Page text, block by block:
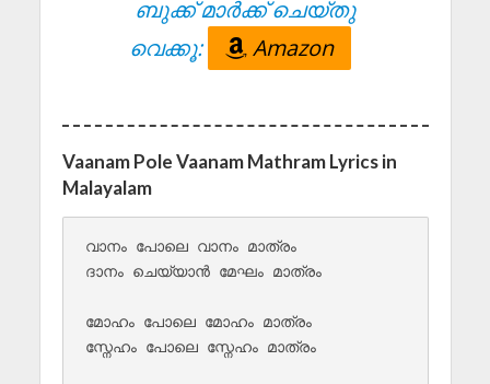
ബുക്ക് മാർക്ക് ചെയ്തു
വെക്കൂ:
Amazon
Vaanam Pole Vaanam Mathram Lyrics in
Malayalam
വാനം പോലെ വാനം മാത്രം
ദാനം ചെയ്യാൻ മേഘം മാത്രം
മോഹം പോലെ മോഹം മാത്രം
സ്നേഹം പോലെ സ്നേഹം മാത്രം